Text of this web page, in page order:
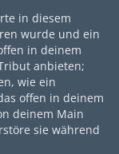
in diesem
wurde und ein
in deinem
anbieten;
wie ein
offen in deinem
deinem Main
sie während